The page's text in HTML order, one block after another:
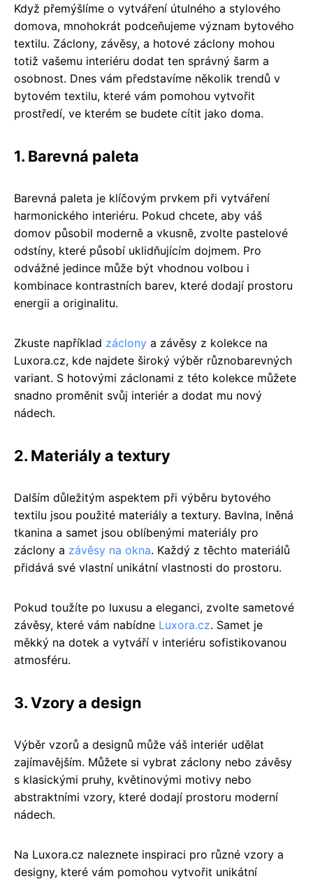
Když přemýšlíme o vytváření útulného a stylového
domova, mnohokrát podceňujeme význam bytového
textilu. Záclony, závěsy, a hotové záclony mohou
totiž vašemu interiéru dodat ten správný šarm a
osobnost. Dnes vám představíme několik trendů v
bytovém textilu, které vám pomohou vytvořit
prostředí, ve kterém se budete cítit jako doma.
1. Barevná paleta
Barevná paleta je klíčovým prvkem při vytváření
harmonického interiéru. Pokud chcete, aby váš
domov působil moderně a vkusně, zvolte pastelové
odstíny, které působí uklidňujícím dojmem. Pro
odvážné jedince může být vhodnou volbou i
kombinace kontrastních barev, které dodají prostoru
energii a originalitu.
Zkuste například záclony a závěsy z kolekce na
Luxora.cz, kde najdete široký výběr různobarevných
variant. S hotovými záclonami z této kolekce můžete
snadno proměnit svůj interiér a dodat mu nový
nádech.
2. Materiály a textury
Dalším důležitým aspektem při výběru bytového
textilu jsou použité materiály a textury. Bavlna, lněná
tkanina a samet jsou oblíbenými materiály pro
záclony a závěsy na okna. Každý z těchto materiálů
přidává své vlastní unikátní vlastnosti do prostoru.
Pokud toužíte po luxusu a eleganci, zvolte sametové
závěsy, které vám nabídne Luxora.cz. Samet je
měkký na dotek a vytváří v interiéru sofistikovanou
atmosféru.
3. Vzory a design
Výběr vzorů a designů může váš interiér udělat
zajímavějším. Můžete si vybrat záclony nebo závěsy
s klasickými pruhy, květinovými motivy nebo
abstraktními vzory, které dodají prostoru moderní
nádech.
Na Luxora.cz naleznete inspiraci pro různé vzory a
designy, které vám pomohou vytvořit unikátní